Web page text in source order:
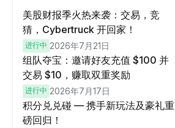
美股财报季火热来袭：交易，竞
猜，Cybertruck 开回家！
进行中 2026年7月21日
组队夺宝：邀请好友充值 $100 并
交易 $10，赚取双重奖励
进行中 2026年7月17日
积分兑兑碰 — 携手新玩法及豪礼重
磅回归！